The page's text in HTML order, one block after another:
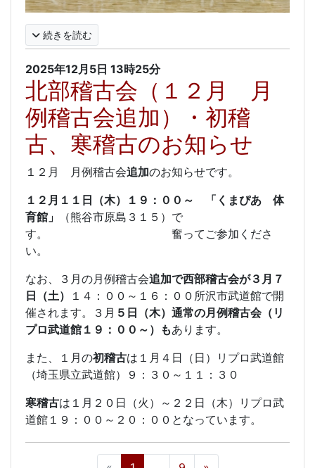
続きを読む
2025年12月5日 13時25分
北部稽古会（１２月 月
例稽古会追加）・初稽
古、寒稽古のお知らせ
１２月 月例稽古会追加のお知らせです。
１２月１１日（木）１９：００～ 「くまぴあ 体
育館」
（熊谷市原島３１５）で
す。 奮ってご参加くださ
い。
なお、３月の月例稽古会追加で西部稽古会が３月７
日（土）
１４：００～１６：００所沢市武道館で開
催されます。３月 ５日（木）通常の月例稽古会（リ
プロ武道館１９：００～）もあります。
また、１月の初稽古は１月４日（日）リプロ武道館
（埼玉県立武道館）９：３０～１１：３０
寒稽古は１月２０日（火）～２２日（木）リプロ武
道館１９：００～２０：００となっています。